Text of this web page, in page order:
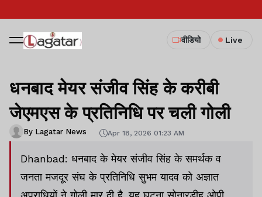
वीडियो Live
धनबाद मेयर संजीव सिंह के करीबी
जेएमएस के प्रतिनिधि पर चली गोली
By Lagatar News Apr 18, 2026 01:23 AM
Dhanbad: धनबाद के मेयर संजीव सिंह के समर्थक व
जनता मजदूर संघ के प्रतिनिधि सुभम यादव को अज्ञात